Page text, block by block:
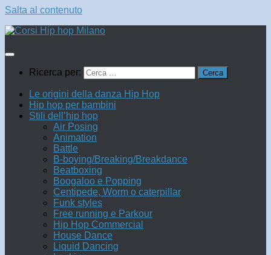
Salta al contenuto
Ricerca per:
Le origini della danza Hip Hop
Hip hop per bambini
Stili dell’hip hop
Air Posing
Animation
Battle
B-boying/Breaking/Breakdance
Beatboxing
Boogaloo e Popping
Centipede, Worm o caterpillar
Funk styles
Free running e Parkour
Hip Hop Commercial
House Dance
Liquid Dancing